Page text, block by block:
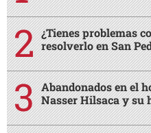
¿Tienes problemas
resolverlo en San
Abandonados en el
Nasser Hilsaca y su